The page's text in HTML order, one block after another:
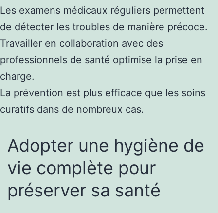
Les examens médicaux réguliers permettent
de détecter les troubles de manière précoce.
Travailler en collaboration avec des
professionnels de santé optimise la prise en
charge.
La prévention est plus efficace que les soins
curatifs dans de nombreux cas.
Adopter une hygiène de
vie complète pour
préserver sa santé